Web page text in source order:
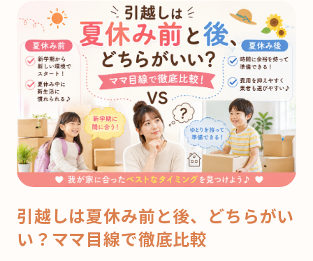
引越しは夏休み前と後、どちらがい
い？ママ目線で徹底比較